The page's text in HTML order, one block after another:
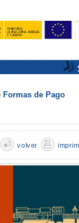
Formas de Pago
volver